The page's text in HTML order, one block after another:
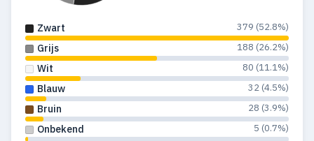
Zwart 379 (52.8%)
Grijs 188 (26.2%)
Wit 80 (11.1%)
Blauw 32 (4.5%)
Bruin 28 (3.9%)
Onbekend 5 (0.7%)